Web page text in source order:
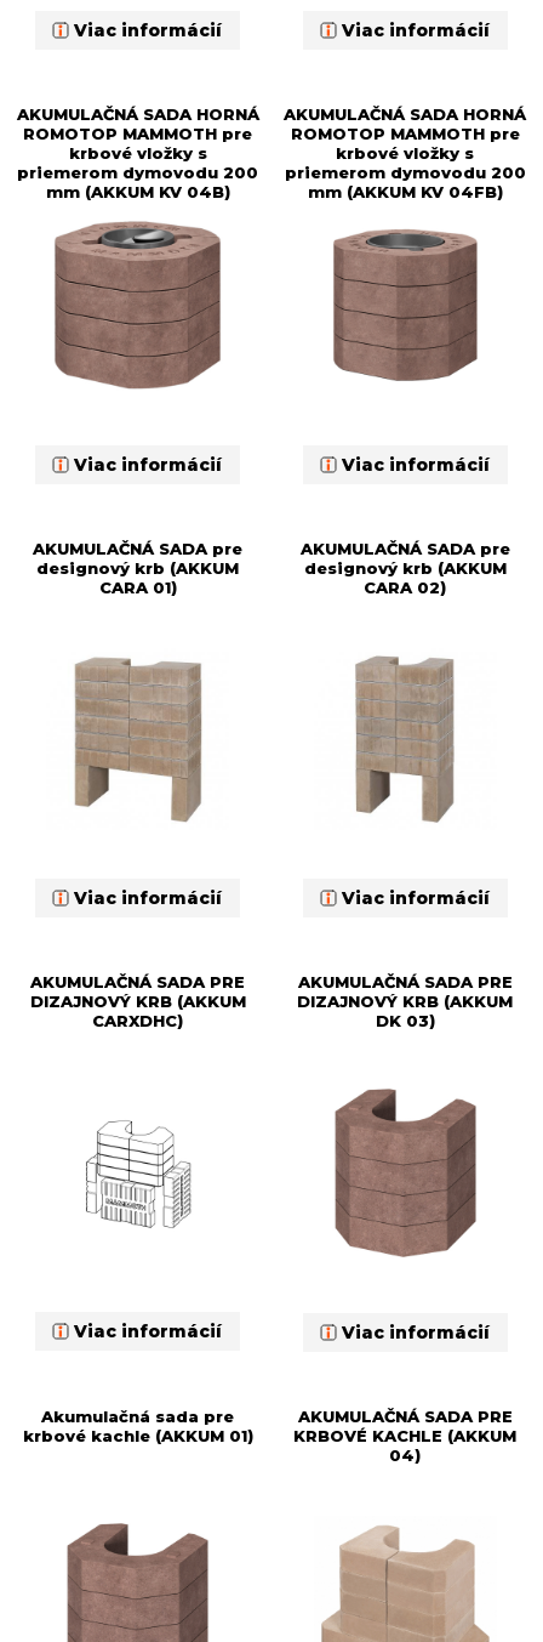
Viac informácií Viac informácií
AKUMULAČNÁ SADA HORNÁ
ROMOTOP MAMMOTH pre
krbové vložky s
priemerom dymovodu 200
mm (AKKUM KV 04B)
Viac informácií
AKUMULAČNÁ SADA HORNÁ
ROMOTOP MAMMOTH pre
krbové vložky s
priemerom dymovodu 200
mm (AKKUM KV 04FB)
Viac informácií
AKUMULAČNÁ SADA pre
designový krb (AKKUM
CARA 01)
Viac informácií
AKUMULAČNÁ SADA pre
designový krb (AKKUM
CARA 02)
Viac informácií
AKUMULAČNÁ SADA PRE
DIZAJNOVÝ KRB (AKKUM
CARXDHC)
Viac informácií
AKUMULAČNÁ SADA PRE
DIZAJNOVÝ KRB (AKKUM
DK 03)
Viac informácií
Akumulačná sada pre
krbové kachle (AKKUM 01)
AKUMULAČNÁ SADA PRE
KRBOVÉ KACHLE (AKKUM
04)